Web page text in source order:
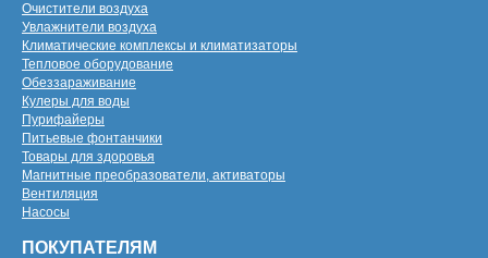
Очистители воздуха
Увлажнители воздуха
Климатические комплексы и климатизаторы
Тепловое оборудование
Обеззараживание
Кулеры для воды
Пурифайеры
Питьевые фонтанчики
Товары для здоровья
Магнитные преобразователи, активаторы
Вентиляция
Насосы
ПОКУПАТЕЛЯМ